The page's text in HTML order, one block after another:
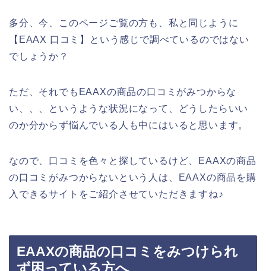
多分、今、このページご覧の方も、私と同じように
【EAAX 口コミ】という感じで調べているのではない
でしょうか？
ただ、それでもEAAXの商品の口コミがみつからな
い、、、というような状況になって、どうしたらいい
のか分からず悩んでいる人も中にはいると思います。
なので、口コミを色々と探しているけど、EAAXの商品
の口コミがみつからないという人は、EAAXの商品を購
入できるサイトをご紹介させていただきますね♪
EAAXの商品の口コミをみつけられ
ず困っている方へ